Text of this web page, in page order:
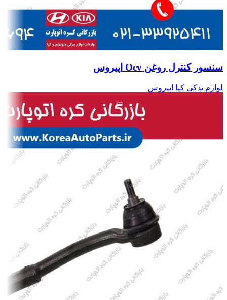
سنسور کنترل روغن Ocv اپیروس
لوازم یدکی کیا اپیروس